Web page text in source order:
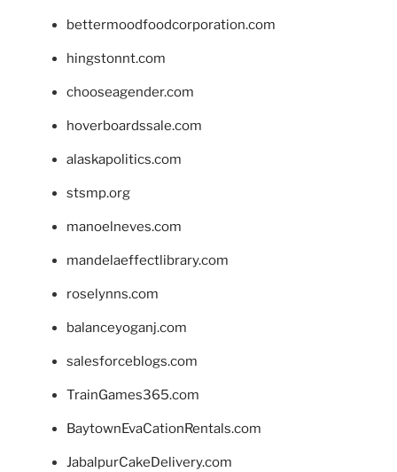
bettermoodfoodcorporation.com
hingstonnt.com
chooseagender.com
hoverboardssale.com
alaskapolitics.com
stsmp.org
manoelneves.com
mandelaeffectlibrary.com
roselynns.com
balanceyoganj.com
salesforceblogs.com
TrainGames365.com
BaytownEvaCationRentals.com
JabalpurCakeDelivery.com